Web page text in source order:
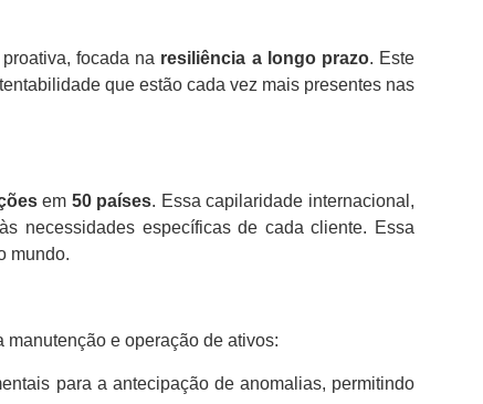
focada na resiliência a longo prazo. Este
que estão cada vez mais presentes nas
em 50 países. Essa capilaridade internacional,
necessidades específicas de cada cliente. Essa
mundo.
e operação de ativos:
para a antecipação de anomalias, permitindo